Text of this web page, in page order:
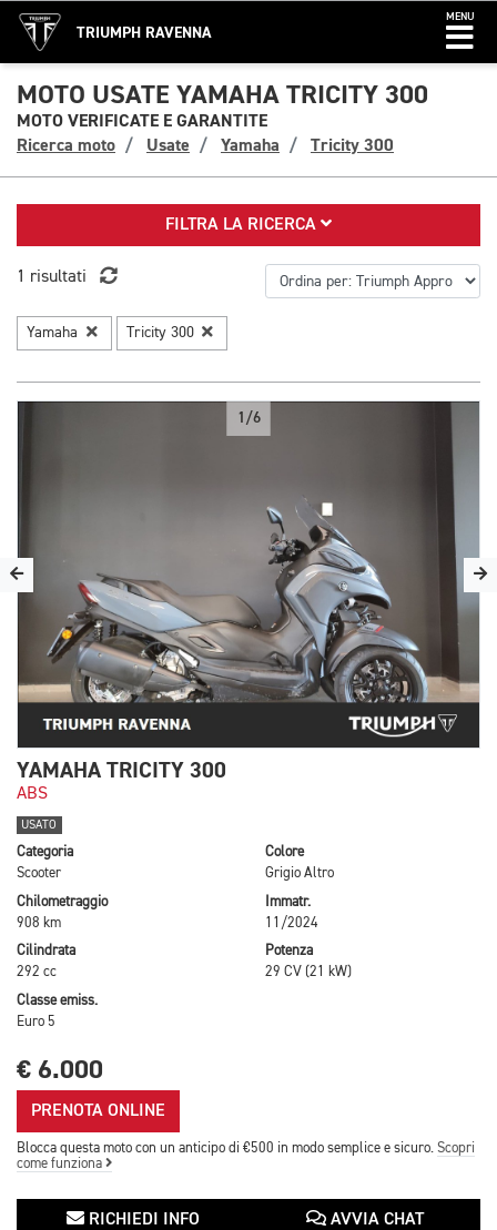
TRIUMPH RAVENNA
MENU
MOTO USATE YAMAHA TRICITY 300
MOTO VERIFICATE E GARANTITE
Ricerca moto
Usate Yamaha Tricity 300
FILTRA LA RICERCA
1 risultati
Yamaha Tricity 300
1/6
YAMAHA TRICITY 300
ABS
USATO
Categoria
Scooter
Colore
Grigio Altro
Chilometraggio
908 km
Immatr.
11/2024
Cilindrata
292 cc
Potenza
29 CV (21 kW)
Classe emiss.
Euro 5
€ 6.000
PRENOTA ONLINE
Blocca questa moto con un anticipo di €500 in modo semplice e sicuro. Scopri
come funziona
RICHIEDI INFO AVVIA CHAT